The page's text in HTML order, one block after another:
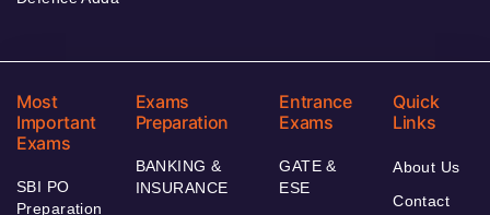
Most
Important
Exams
SBI PO
Preparation
Exams
Preparation
BANKING &
INSURANCE
Entrance
Exams
GATE &
ESE
Quick
Links
About Us
Contact